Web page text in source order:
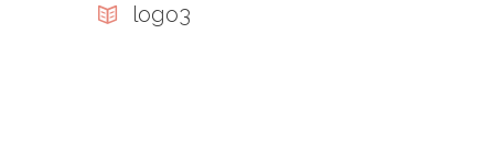
logo3